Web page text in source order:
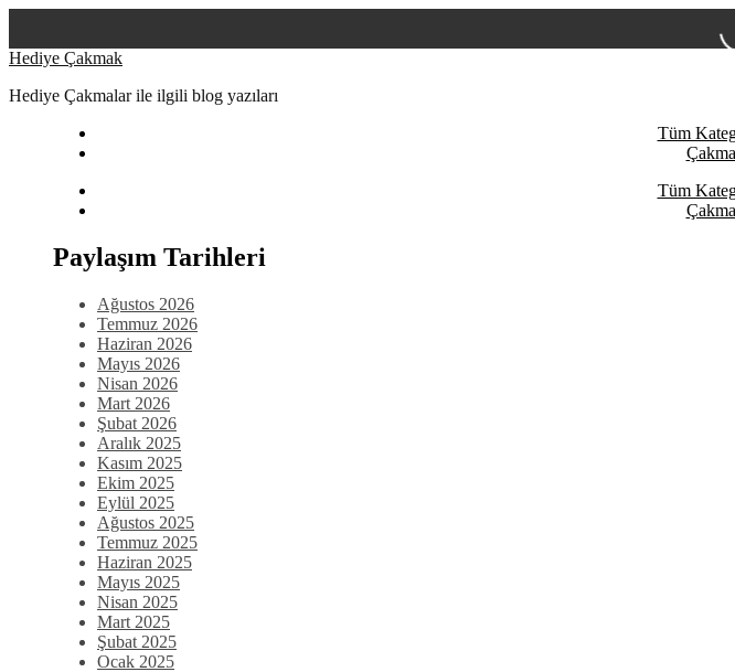
Skip
content
Hediye Çakmak
Hediye Çakmalar ile ilgili blog yazıları
Tüm
Tüm
Paylaşım Tarihleri
Ağustos 2026
Temmuz 2026
Haziran 2026
Mayıs 2026
Nisan 2026
Mart 2026
Şubat 2026
Aralık 2025
Kasım 2025
Ekim 2025
Eylül 2025
Ağustos 2025
Temmuz 2025
Haziran 2025
Mayıs 2025
Nisan 2025
Mart 2025
Şubat 2025
Ocak 2025